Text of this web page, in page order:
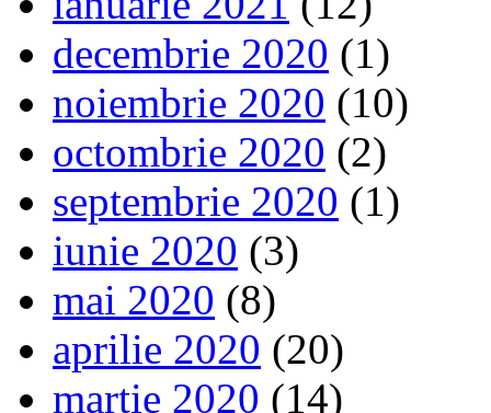
decembrie 2020 (1)
noiembrie 2020 (10)
octombrie 2020 (2)
septembrie 2020 (1)
iunie 2020 (3)
mai 2020 (8)
aprilie 2020 (20)
martie 2020 (14)